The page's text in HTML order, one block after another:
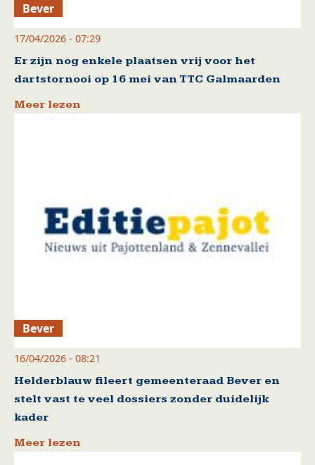
Bever
17/04/2026 - 07:29
Er zijn nog enkele plaatsen vrij voor het
dartstornooi op 16 mei van TTC Galmaarden
Meer lezen
Bever
16/04/2026 - 08:21
Helderblauw fileert gemeenteraad Bever en
stelt vast te veel dossiers zonder duidelijk
kader
Meer lezen